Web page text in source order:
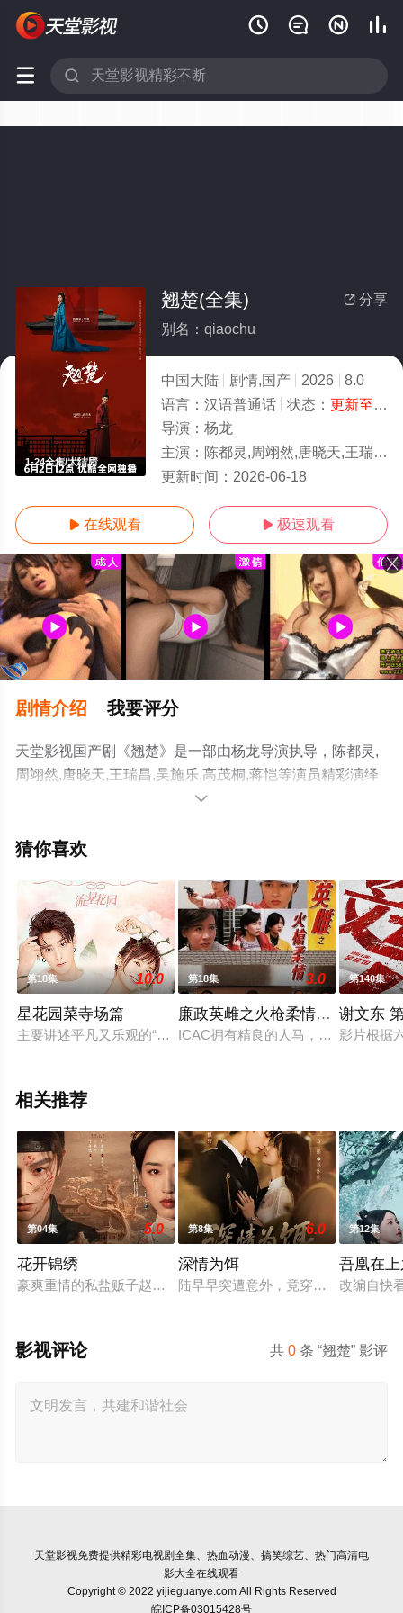
   
 
1-24全集/大结局
 分享
翘楚(全集)
别名：qiaochu
中国大陆 剧情,国产 2026
8.0
语言： 汉语普通话 状态： 更新至第24集
导演： 杨龙
主演： 陈都灵,周翊然,唐晓天,王瑞昌,吴施乐,高茂桐,蒋恺
更新时间： 2026-06-18
 在线观看  极速观看
剧情介绍 我要评分
天堂影视国产剧《翘楚》是一部由杨龙导演执导，陈都灵,
周翊然,唐晓天,王瑞昌,吴施乐,高茂桐,蒋恺等演员精彩演绎
的中国大陆电视剧，大结局剧情已揭晓（1-24全集），手
网，更多相关信息可移步至豆瓣电视剧、电视猫或剧情网

猜你喜欢
第18集 10.0
星花园菜寺场篇
主要讲述平凡又乐观的“杂草女孩”董杉菜，与明德学院风云人
第18集 3.0
廉政英雌之火枪柔情[普通话版]
ICAC拥有精良的人马，其中包括不
第140集
谢文东
影片根据
相关推荐
第04集 5.0
花开锦绣
豪爽重情的私盐贩子赵凌虽出身草莽，却心怀壮志，他结识了
第8集 6.0
深情为饵
陆早早突遭意外，竟穿越成民国少
第12集
吾凰在
改编自快
共0 条 “翘楚” 影评
影视评论
天堂影视免费提供精彩电视剧全集、热血动漫、搞笑综艺、热门高清电
影大全在线观看
Copyright © 2022 yijieguanye.com All Rights Reserved
皖ICP备03015428号